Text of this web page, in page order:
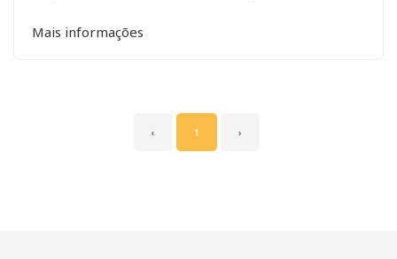
Mais informações
‹ 1 ›